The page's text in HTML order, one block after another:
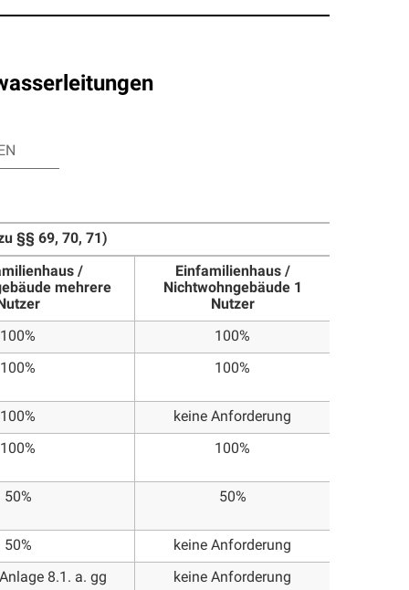
§§ 69, 70, 71)
/
mehrere
Nutzer
Einfamilienhaus /
Nichtwohngebäude 1
Nutzer
100% 100%
100% 100%
100% keine Anforderung
100% 100%
50% 50%
50% keine Anforderung
8.1. a. gg keine Anforderung